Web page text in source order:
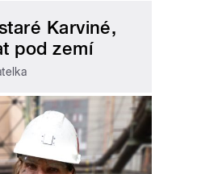
Karviné,
pod zemí